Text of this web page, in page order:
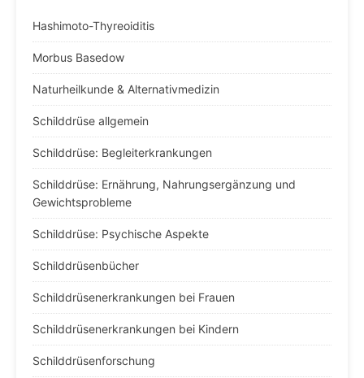
Hashimoto-Thyreoiditis
Morbus Basedow
Naturheilkunde & Alternativmedizin
Schilddrüse allgemein
Schilddrüse: Begleiterkrankungen
Schilddrüse: Ernährung, Nahrungsergänzung und
Gewichtsprobleme
Schilddrüse: Psychische Aspekte
Schilddrüsenbücher
Schilddrüsenerkrankungen bei Frauen
Schilddrüsenerkrankungen bei Kindern
Schilddrüsenforschung